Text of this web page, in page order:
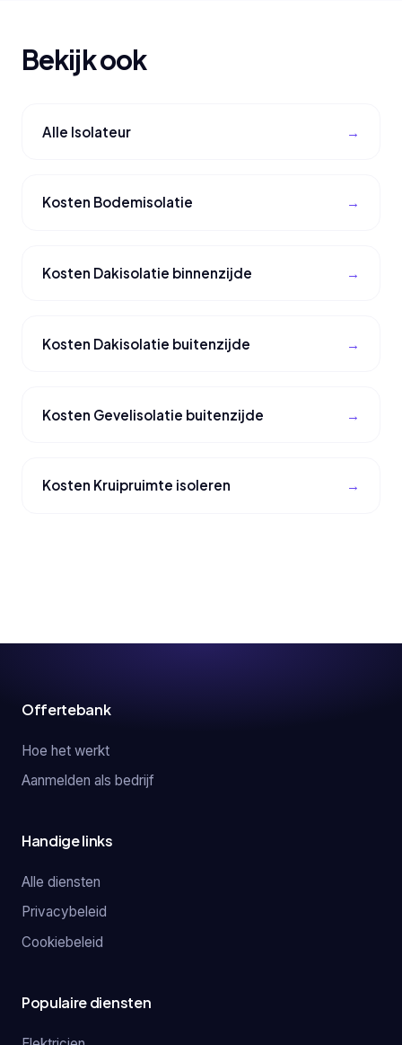
Bekijk ook
Alle Isolateur
Kosten Bodemisolatie
Kosten Dakisolatie binnenzijde
Kosten Dakisolatie buitenzijde
Kosten Gevelisolatie buitenzijde
Kosten Kruipruimte isoleren
Offertebank
Hoe het werkt
Aanmelden als bedrijf
Handige links
Alle diensten
Privacybeleid
Cookiebeleid
Populaire diensten